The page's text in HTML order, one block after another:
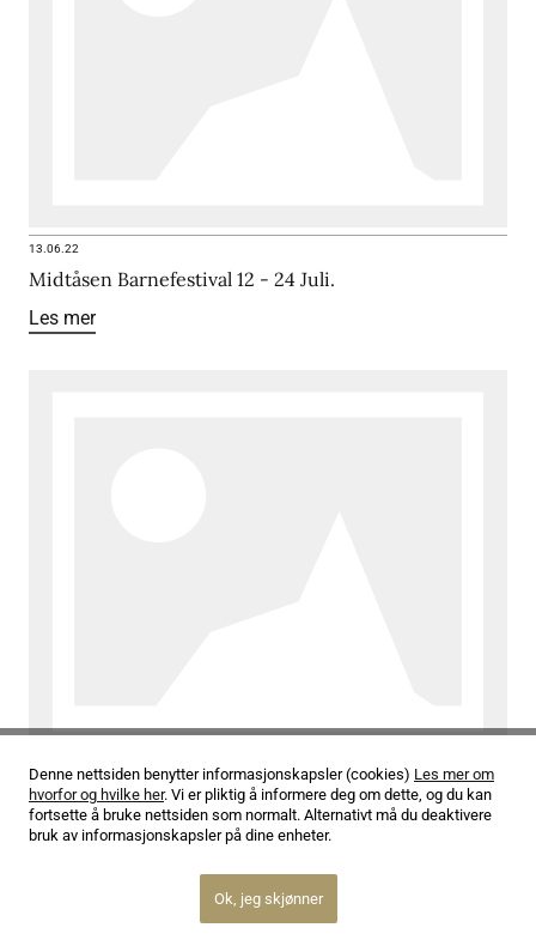
13.06.22
Midtåsen Barnefestival 12 - 24 Juli.
Les mer
09.05.22
Tre Mussikanter!
Les mer
Denne nettsiden benytter informasjonskapsler (cookies) Les mer om
hvorfor og hvilke her. Vi er pliktig å informere deg om dette, og du kan
fortsette å bruke nettsiden som normalt. Alternativt må du deaktivere
bruk av informasjonskapsler på dine enheter.
Ok, jeg skjønner